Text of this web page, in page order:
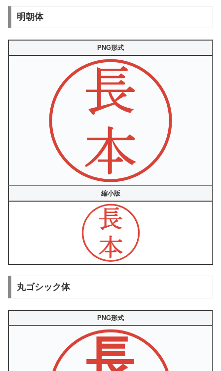
明朝体
PNG形式
縮小版
丸ゴシック体
PNG形式